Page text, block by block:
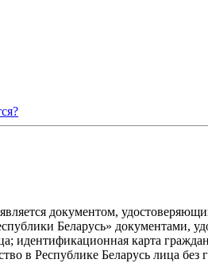
документом,
Беларусь» документами,
идентификационная карта
в Республике Беларусь лица без